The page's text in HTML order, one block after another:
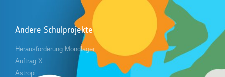
Andere Schulprojekte
Herausforderung Mondlager
Auftrag X
Astropi